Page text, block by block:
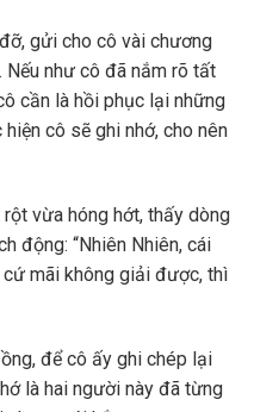
gửi cho cô vài chương
như cô đã nắm rõ tất
cần là hồi phục lại những
cô sẽ ghi nhớ, cho nên
vừa hóng hớt, thấy dòng
động: “Nhiên Nhiên, cái
cứ mãi không giải được, thì
để cô ấy ghi chép lại
là hai người này đã từng